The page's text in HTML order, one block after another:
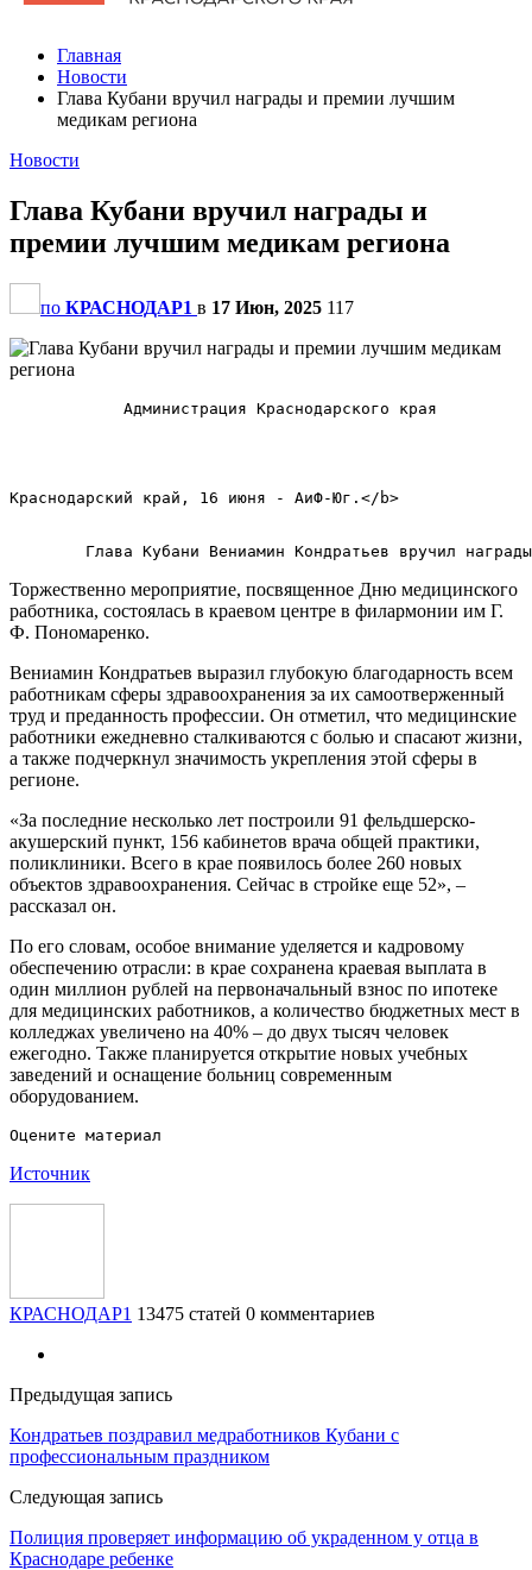
Главная
Новости
Глава Кубани вручил награды и премии лучшим
медикам региона
Новости
Глава Кубани вручил награды и
премии лучшим медикам региона
по КРАСНОДАР1 в 17 Июн, 2025 117
Администрация Краснодарского
Краснодарский край, 16 июня - АиФ-Юг.</b>
Торжественно мероприятие, посвященное Дню медицинского
работника, состоялась в краевом центре в филармонии им Г.
Ф. Пономаренко.
Вениамин Кондратьев выразил глубокую благодарность всем
работникам сферы здравоохранения за их самоотверженный
труд и преданность профессии. Он отметил, что медицинские
работники ежедневно сталкиваются с болью и спасают жизни,
а также подчеркнул значимость укрепления этой сферы в
регионе.
«За последние несколько лет построили 91 фельдшерско-
акушерский пункт, 156 кабинетов врача общей практики,
поликлиники. Всего в крае появилось более 260 новых
объектов здравоохранения. Сейчас в стройке еще 52», –
рассказал он.
По его словам, особое внимание уделяется и кадровому
обеспечению отрасли: в крае сохранена краевая выплата в
один миллион рублей на первоначальный взнос по ипотеке
для медицинских работников, а количество бюджетных мест в
колледжах увеличено на 40% – до двух тысяч человек
ежегодно. Также планируется открытие новых учебных
заведений и оснащение больниц современным
оборудованием.
Источник
КРАСНОДАР1 13475 статей 0 комментариев
Предыдущая запись
Кондратьев поздравил медработников Кубани с
профессиональным праздником
Следующая запись
Полиция проверяет информацию об украденном у отца в
Краснодаре ребенке